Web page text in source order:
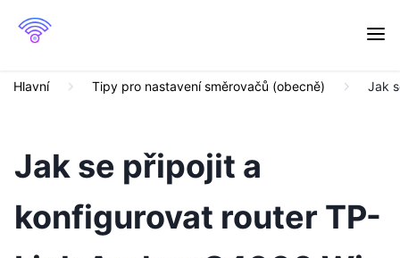
Hlavní Tipy pro nastavení směrovačů (obecně) Jak
Jak se připojit a
konfigurovat router TP-